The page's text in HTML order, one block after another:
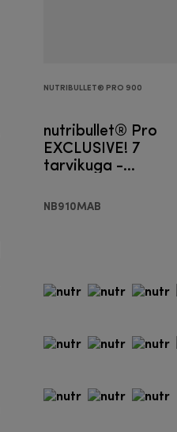
NUTRIBULLET® PRO 900
nutribullet® Pro
EXCLUSIVE! 7
tarvikuga -
NB910MAB